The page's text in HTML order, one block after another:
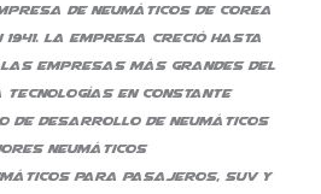
de neumáticos de Corea
La empresa creció hasta
empresas más grandes del
tecnologías en constante
de desarrollo de neumáticos
neumáticos
para pasajeros, SUV y